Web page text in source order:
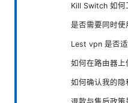
Kill Switch 如何
是否需要同时使
Lest vpn 是否适
如何在路由器上
如何确认我的隐